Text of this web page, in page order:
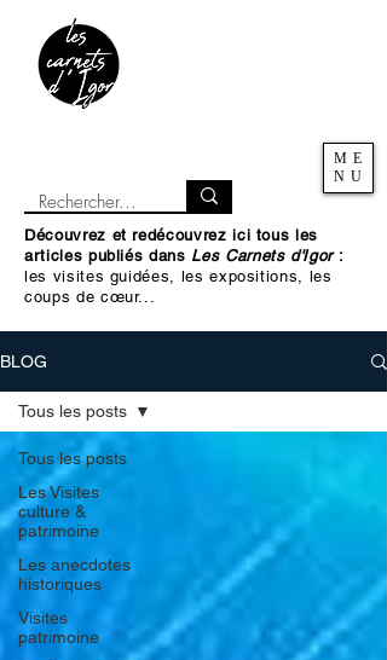
ME
NU
Découvrez et redécouvrez ici tous les
articles publiés dans Les Carnets d'Igor :
les visites guidées, les expositions, les
coups de cœur...
BLOG
Tous les posts
Les Visites
culture &
patrimoine
Les anecdotes
historiques
Visites
patrimoine
Tous les posts